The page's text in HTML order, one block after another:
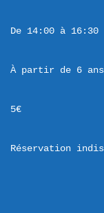
De 14:00 à 16:30
À partir de 6 ans
5€
Réservation